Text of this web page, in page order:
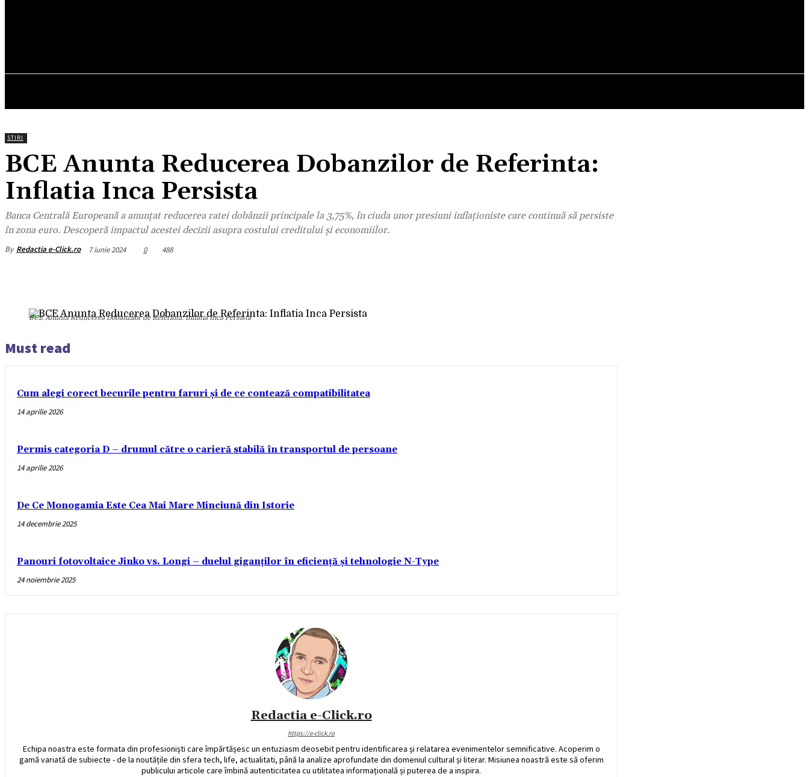
STIRI
BCE Anunta Reducerea Dobanzilor de Referinta:
Inflatia Inca Persista
Banca Centrală Europeană a anunțat reducerea ratei dobânzii principale la 3,75%, în ciuda unor presiuni inflaționiste care continuă să persiste
în zona euro. Descoperă impactul acestei decizii asupra costului creditului și economiilor.
By Redactia e-Click.ro 7 iunie 2024 0 488
BCE Anunta Reducerea Dobanzilor de Referinta: Inflatia Inca Persista
Must read
Cum alegi corect becurile pentru faruri și de ce contează compatibilitatea
14 aprilie 2026
Permis categoria D – drumul către o carieră stabilă în transportul de persoane
14 aprilie 2026
De Ce Monogamia Este Cea Mai Mare Minciună din Istorie
14 decembrie 2025
Panouri fotovoltaice Jinko vs. Longi – duelul giganților în eficiență și tehnologie N-Type
24 noiembrie 2025
Redactia e-Click.ro
https://e-click.ro
Echipa noastra este formata din profesioniști care împărtășesc un entuziasm deosebit pentru identificarea și relatarea evenimentelor semnificative. Acoperim o
gamă variată de subiecte - de la noutățile din sfera tech, life, actualitati, până la analize aprofundate din domeniul cultural și literar. Misiunea noastră este să oferim
publicului articole care îmbină autenticitatea cu utilitatea informațională și puterea de a inspira.